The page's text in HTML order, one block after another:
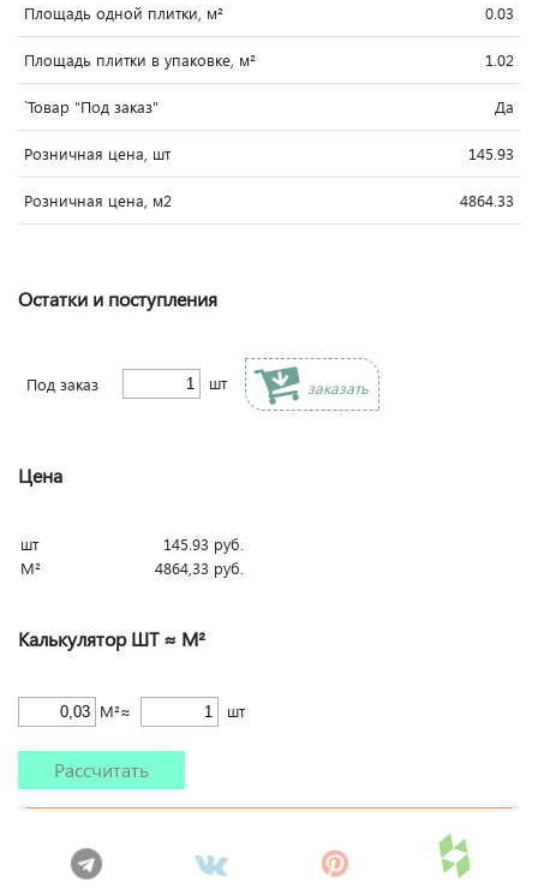
Площадь одной плитки, м² 0.03
Площадь плитки в упаковке, м² 1.02
`Товар "Под заказ" Да
Розничная цена, шт 145.93
Розничная цена, м2 4864.33
Остатки и поступления
Под заказ шт заказать
Цена
шт 145.93 руб.
М²
4864,33 руб.
Калькулятор ШТ ≈ М²
М²≈ шт
Рассчитать